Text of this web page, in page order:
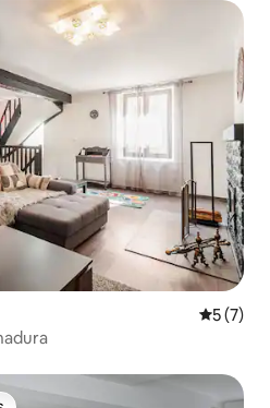
5 de
5 (7)